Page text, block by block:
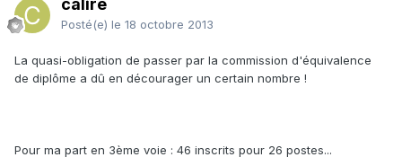
calire
Posté(e) le 18 octobre 2013
La quasi-obligation de passer par la commission d'équivalence
de diplôme a dû en décourager un certain nombre !
Pour ma part en 3ème voie : 46 inscrits pour 26 postes...